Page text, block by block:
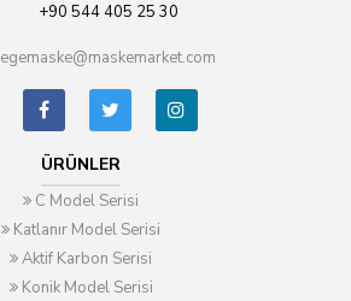
+90 544 405 25 30
egemaske@maskemarket.com
ÜRÜNLER
C Model Serisi
Katlanır Model Serisi
Aktif Karbon Serisi
Konik Model Serisi